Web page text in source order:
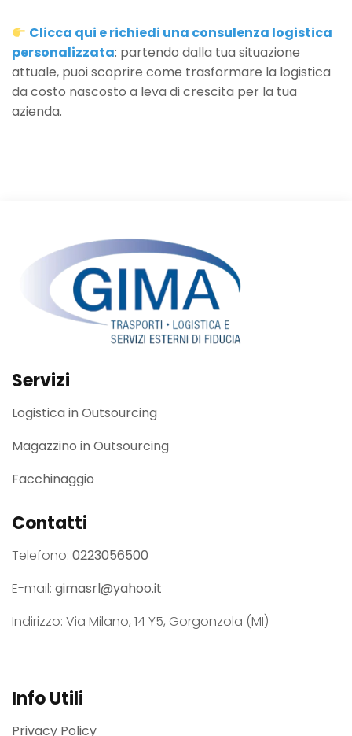
Clicca qui e richiedi una consulenza logistica
personalizzata: partendo dalla tua situazione
attuale, puoi scoprire come trasformare la logistica
da costo nascosto a leva di crescita per la tua
azienda.
Servizi
Logistica in Outsourcing
Magazzino in Outsourcing
Facchinaggio
Contatti
Telefono: 0223056500
E-mail: gimasrl@yahoo.it
Indirizzo: Via Milano, 14 Y5, Gorgonzola (MI)
Info Utili
Privacy Policy